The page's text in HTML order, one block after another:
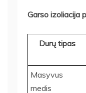
Garso izoliacija
Durų tipas
Masyvus
medis